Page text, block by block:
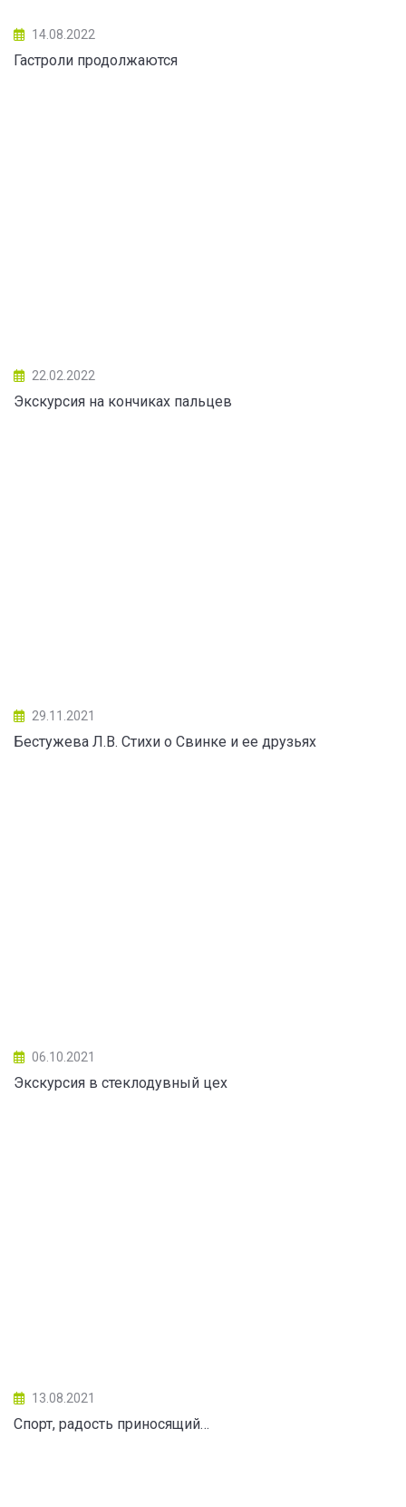
14.08.2022
Гастроли продолжаются
22.02.2022
Экскурсия на кончиках пальцев
29.11.2021
Бестужева Л.В. Стихи о Свинке и ее друзьях
06.10.2021
Экскурсия в стеклодувный цех
13.08.2021
Спорт, радость приносящий…